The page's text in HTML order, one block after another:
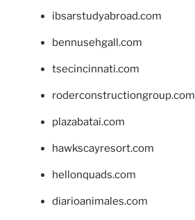
ibsarstudyabroad.com
bennusehgall.com
tsecincinnati.com
roderconstructiongroup.com
plazabatai.com
hawkscayresort.com
hellonquads.com
diarioanimales.com